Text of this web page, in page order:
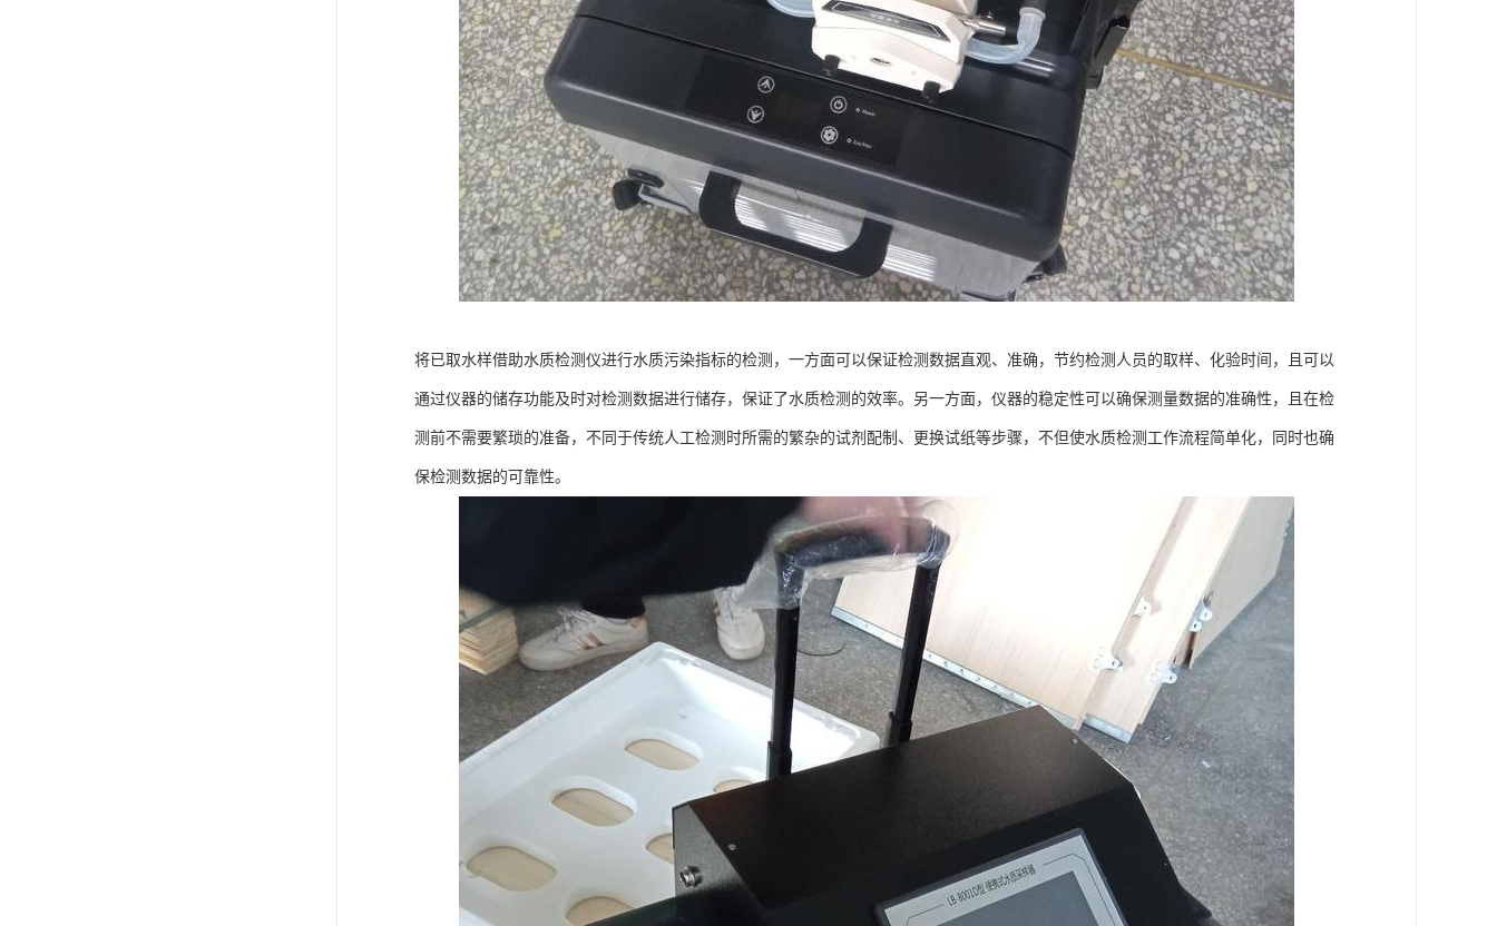
将已取水样借助水质检测仪进行水质污染指标的检测，一方面可以保证检测数据直观、准确，节约检测人员的取样、化验时间，且可以
通过仪器的储存功能及时对检测数据进行储存，保证了水质检测的效率。另一方面，仪器的稳定性可以确保测量数据的准确性，且在检
测前不需要繁琐的准备，不同于传统人工检测时所需的繁杂的试剂配制、更换试纸等步骤，不但使水质检测工作流程简单化，同时也确
保检测数据的可靠性。